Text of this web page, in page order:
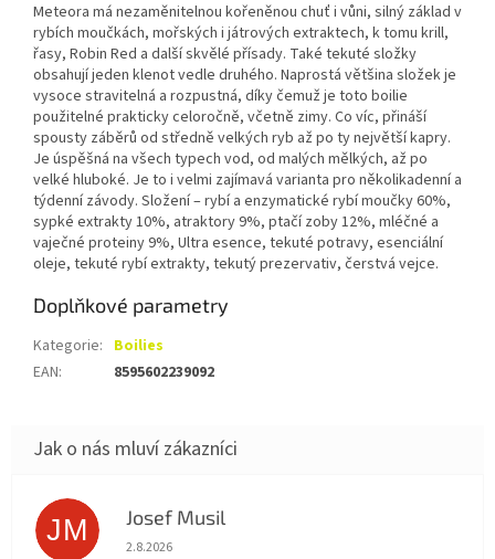
Meteora má nezaměnitelnou kořeněnou chuť i vůni, silný základ v
rybích moučkách, mořských i játrových extraktech, k tomu krill,
řasy, Robin Red a další skvělé přísady. Také tekuté složky
obsahují jeden klenot vedle druhého. Naprostá většina složek je
vysoce stravitelná a rozpustná, díky čemuž je toto boilie
použitelné prakticky celoročně, včetně zimy. Co víc, přináší
spousty záběrů od středně velkých ryb až po ty největší kapry.
Je úspěšná na všech typech vod, od malých mělkých, až po
velké hluboké. Je to i velmi zajímavá varianta pro několikadenní a
týdenní závody. Složení – rybí a enzymatické rybí moučky 60%,
sypké extrakty 10%, atraktory 9%, ptačí zoby 12%, mléčné a
vaječné proteiny 9%, Ultra esence, tekuté potravy, esenciální
oleje, tekuté rybí extrakty, tekutý prezervativ, čerstvá vejce.
Doplňkové parametry
Kategorie: Boilies
EAN: 8595602239092
JM Josef Musil
Hodnocení obchodu je 5 z 5 hvězdiček.
2.8.2026